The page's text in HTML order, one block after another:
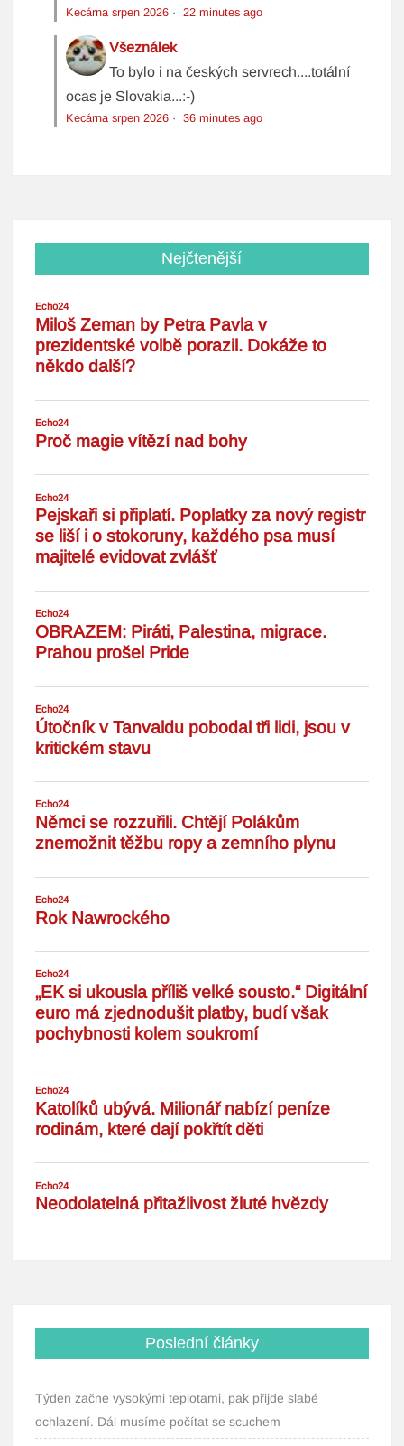
Kecárna srpen 2026 ·22 minutes ago
Všeználek
To bylo i na českých servrech....totální
ocas je Slovakia...:-)
Kecárna srpen 2026 ·36 minutes ago
Nejčtenější
Poslední články
Týden začne vysokými teplotami, pak přijde slabé
ochlazení. Dál musíme počítat se scuchem